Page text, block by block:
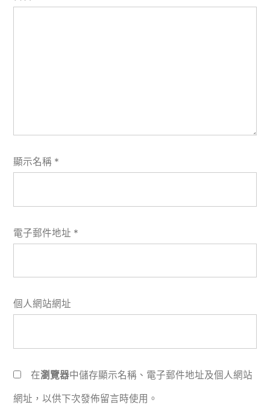
顯示名稱 *
電子郵件地址 *
個人網站網址
在瀏覽器中儲存顯示名稱、電子郵件地址及個人網站
網址，以供下次發佈留言時使用。